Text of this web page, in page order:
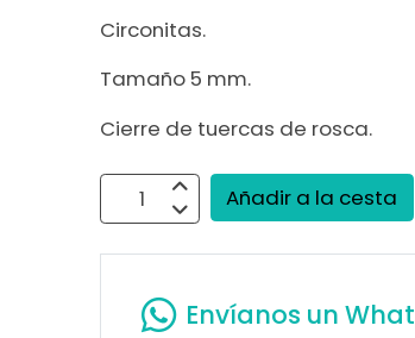
Circonitas.
Tamaño 5 mm.
Cierre de tuercas de rosca.
Añadir a la cesta
Envíanos un